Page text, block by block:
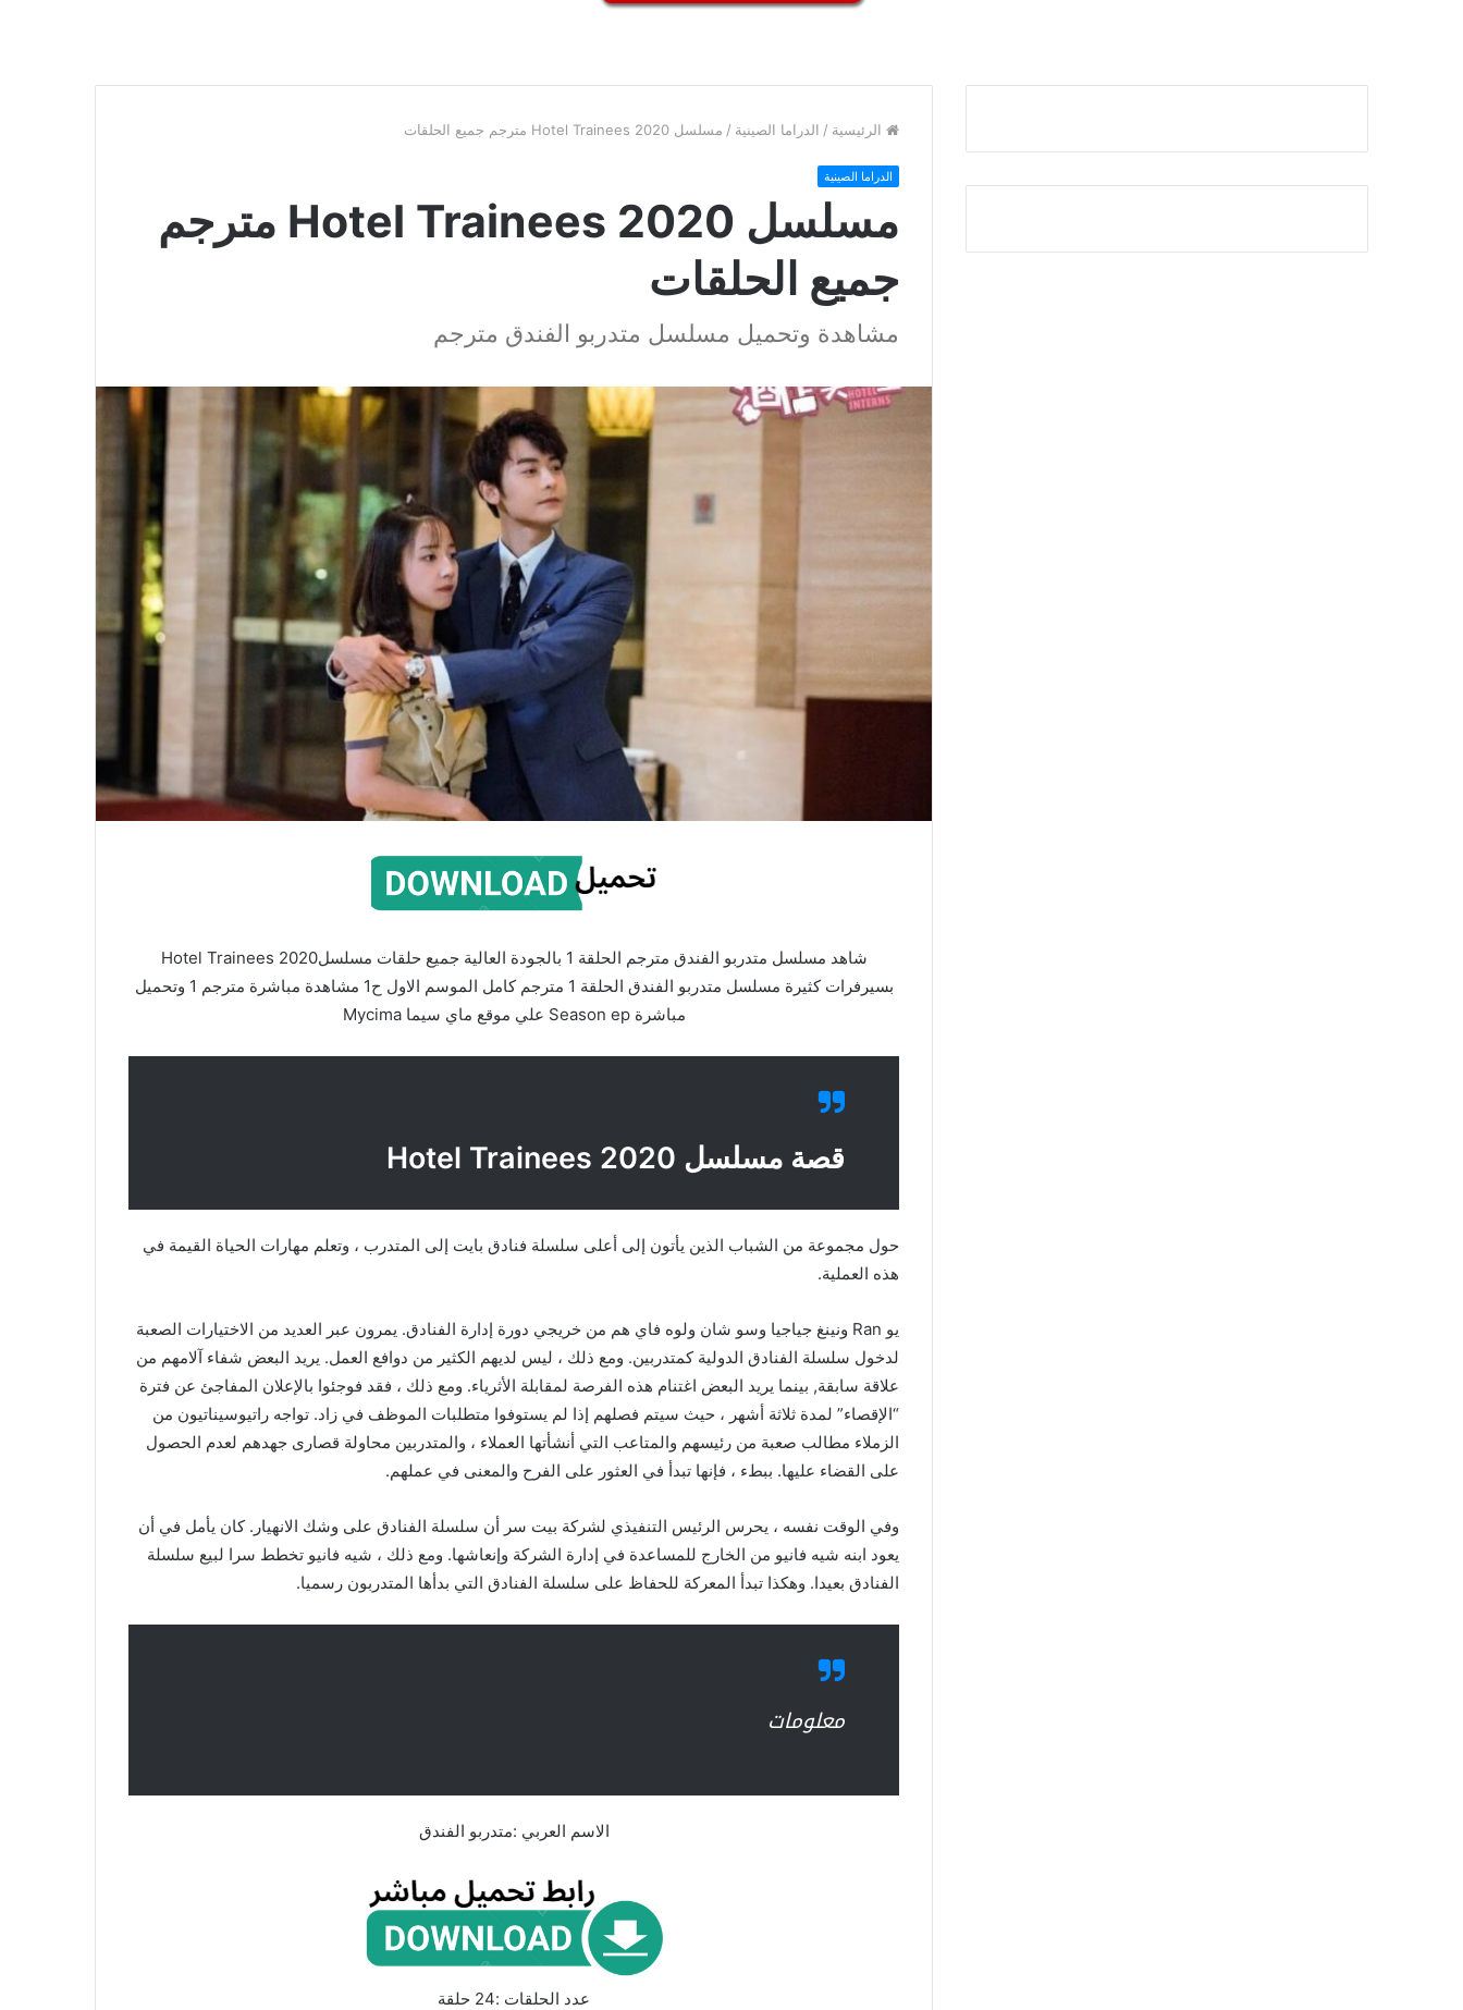
الرئيسية / الدراما الصينية / مسلسل Hotel Trainees 2020 مترجم جميع الحلقات
الدراما الصينية
مسلسل Hotel Trainees 2020 مترجم
جميع الحلقات
مشاهدة وتحميل مسلسل متدربو الفندق مترجم
شاهد مسلسل متدربو الفندق مترجم الحلقة 1 بالجودة العالية جميع حلقات مسلسلHotel Trainees 2020
بسيرفرات كثيرة مسلسل متدربو الفندق الحلقة 1 مترجم كامل الموسم الاول ح1 مشاهدة مباشرة مترجم 1 وتحميل
مباشرة Season ep علي موقع ماي سيما Mycima
قصة مسلسل Hotel Trainees 2020
حول مجموعة من الشباب الذين يأتون إلى أعلى سلسلة فنادق بايت إلى المتدرب ، وتعلم مهارات الحياة القيمة في
هذه العملية.
يو Ran ونينغ جياجيا وسو شان ولوه فاي هم من خريجي دورة إدارة الفنادق. يمرون عبر العديد من الاختيارات الصعبة
لدخول سلسلة الفنادق الدولية كمتدربين. ومع ذلك ، ليس لديهم الكثير من دوافع العمل. يريد البعض شفاء آلامهم من
علاقة سابقة, بينما يريد البعض اغتنام هذه الفرصة لمقابلة الأثرياء. ومع ذلك ، فقد فوجئوا بالإعلان المفاجئ عن فترة
“الإقصاء” لمدة ثلاثة أشهر ، حيث سيتم فصلهم إذا لم يستوفوا متطلبات الموظف في زاد. تواجه راتيوسيناتيون من
الزملاء مطالب صعبة من رئيسهم والمتاعب التي أنشأتها العملاء ، والمتدربين محاولة قصارى جهدهم لعدم الحصول
على القضاء عليها. ببطء ، فإنها تبدأ في العثور على الفرح والمعنى في عملهم.
وفي الوقت نفسه ، يحرس الرئيس التنفيذي لشركة بيت سر أن سلسلة الفنادق على وشك الانهيار. كان يأمل في أن
يعود ابنه شيه فانيو من الخارج للمساعدة في إدارة الشركة وإنعاشها. ومع ذلك ، شيه فانيو تخطط سرا لبيع سلسلة
الفنادق بعيدا. وهكذا تبدأ المعركة للحفاظ على سلسلة الفنادق التي بدأها المتدربون رسميا.
معلومات
الاسم العربي :متدربو الفندق
عدد الحلقات :24 حلقة